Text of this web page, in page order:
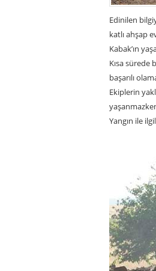
Edinilen
katlı ahşap
Kabak’ın
Kısa sürede
başarılı
Ekiplerin
Yangın ile